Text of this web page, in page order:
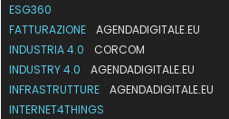
ESG360
FATTURAZIONE
AGENDADIGITALE.EU
INDUSTRIA 4.0
CORCOM
INDUSTRY 4.0
AGENDADIGITALE.EU
INFRASTRUTTURE
AGENDADIGITALE.EU
INTERNET4THINGS